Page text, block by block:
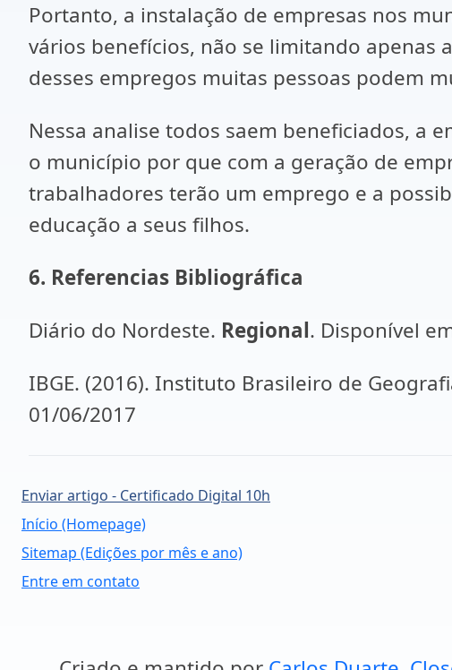
Portanto, a instalação de empresas nos
vários benefícios, não se limitando apenas
desses empregos muitas pessoas podem
Nessa analise todos saem beneficiados, a
o município por que com a geração de
trabalhadores terão um emprego e a
educação a seus filhos.
6. Referencias Bibliográfica
Diário do Nordeste. Regional. Disponível
IBGE. (2016). Instituto Brasileiro de
01/06/2017
Enviar artigo - Certificado Digital 10h
Início (Homepage)
Sitemap (Edições por mês e ano)
Entre em contato